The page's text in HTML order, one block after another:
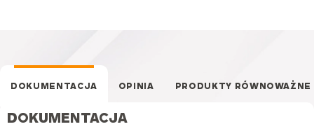
DOKUMENTACJA OPINIA PRODUKTY RÓWNOWAŻNE
DOKUMENTACJA